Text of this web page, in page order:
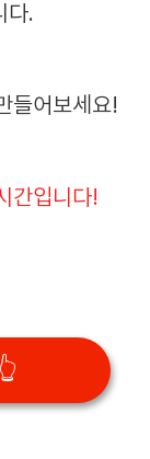
다.
들어보세요!
간입니다!